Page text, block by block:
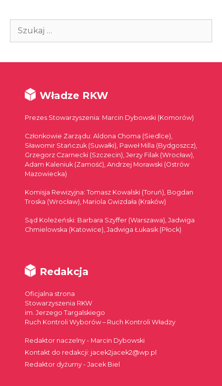
Szukaj:
Władze RKW
Prezes Stowarzyszenia: Marcin Dybowski (Komorów)
Członkowie Zarządu: Aldona Choma (Siedlce),
Sławomir Stańczuk (Suwałki), Paweł Milla (Bydgoszcz),
Grzegorz Czarnecki (Szczecin), Jerzy Filak (Wrocław),
Adam Kaleniuk (Zamość), Andrzej Morawski (Ostrów
Mazowiecka)
Komisja Rewizyjna: Tomasz Kowalski (Toruń), Bogdan
Troska (Wrocław), Mariola Gwizdała (Kraków)
Sąd Koleżeński: Barbara Szyffer (Warszawa), Jadwiga
Chmielowska (Katowice), Jadwiga Łukasik (Płock)
Redakcja
Oficjalna strona
Stowarzyszenia RKW
im. Jerzego Targalskiego
Ruch Kontroli Wyborów – Ruch Kontroli Władzy
Redaktor naczelny - Marcin Dybowski
Kontakt do redakcji: jacek2jacek2@wp.pl
Redaktor dyżurny - Jacek Biel